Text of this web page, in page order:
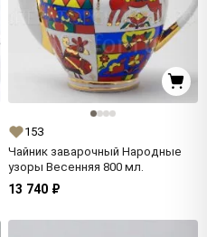
153
Чайник заварочный Народные
узоры Весенняя 800 мл.
13 740 ₽